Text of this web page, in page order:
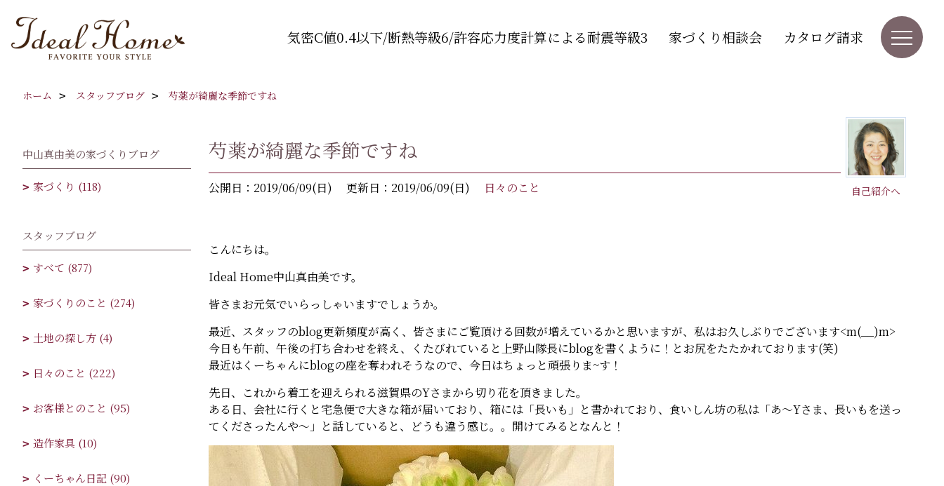
気密C値0.4以下/断熱等級6/許容応力度計算による耐震等級3 家づくり相談会 カタログ請求
ホーム スタッフブログ 芍薬が綺麗な季節ですね
自己紹介へ
芍薬が綺麗な季節ですね
公開日：2019/06/09(日) 更新日：2019/06/09(日) 日々のこと
こんにちは。
Ideal Home中山真由美です。
皆さまお元気でいらっしゃいますでしょうか。
最近、スタッフのblog更新頻度が高く、皆さまにご覧頂ける回数が増えているかと思いますが、私はお久しぶりでございます<m(__)m>
今日も午前、午後の打ち合わせを終え、くたびれていると上野山隊長にblogを書くように！とお尻をたたかれております(笑)
最近はくーちゃんにblogの座を奪われそうなので、今日はちょっと頑張りま~す！
先日、これから着工を迎えられる滋賀県のYさまから切り花を頂きました。
ある日、会社に行くと宅急便で大きな箱が届いており、箱には「長いも」と書かれており、食いしん坊の私は「あ～Yさま、長いもを送っ
てくださったんや～」と話していると、どうも違う感じ。。開けてみるとなんと！
中山真由美の家づくりブログ
家づくり (118)
スタッフブログ
すべて (877)
家づくりのこと (274)
土地の探し方 (4)
日々のこと (222)
お客様とのこと (95)
造作家具 (10)
くーちゃん日記 (90)